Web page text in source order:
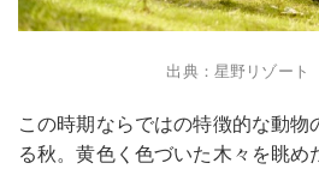
出典：星野リゾー
この時期ならではの特徴的な動物
る秋。黄色く色づいた木々を眺